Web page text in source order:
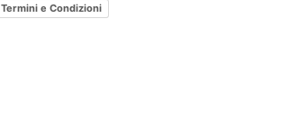
Termini e Condizioni